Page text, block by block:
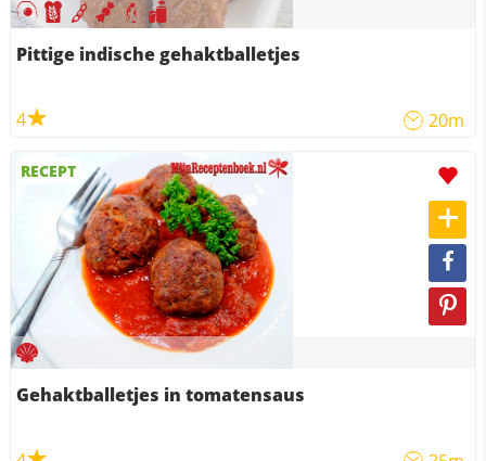
Pittige indische gehaktballetjes
4 20m
RECEPT
Gehaktballetjes in tomatensaus